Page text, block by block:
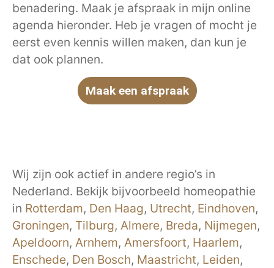
benadering. Maak je afspraak in mijn online
agenda hieronder. Heb je vragen of mocht je
eerst even kennis willen maken, dan kun je
dat ook plannen.
Maak een afspraak
Wij zijn ook actief in andere regio’s in
Nederland. Bekijk bijvoorbeeld homeopathie
in Rotterdam, Den Haag, Utrecht, Eindhoven,
Groningen, Tilburg, Almere, Breda, Nijmegen,
Apeldoorn, Arnhem, Amersfoort, Haarlem,
Enschede, Den Bosch, Maastricht, Leiden,